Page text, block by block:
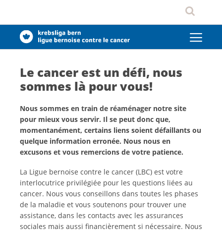
Le cancer est un défi, nous
sommes là pour vous!
Nous sommes en train de réaménager notre site
pour mieux vous servir. Il se peut donc que,
momentanément, certains liens soient défaillants ou
quelque information erronée. Nous nous en
excusons et vous remercions de votre patience.
La Ligue bernoise contre le cancer (LBC) est votre
interlocutrice privilégiée pour les questions liées au
cancer. Nous vous conseillons dans toutes les phases
de la maladie et vous soutenons pour trouver une
assistance, dans les contacts avec les assurances
sociales mais aussi financièrement si nécessaire. Nous